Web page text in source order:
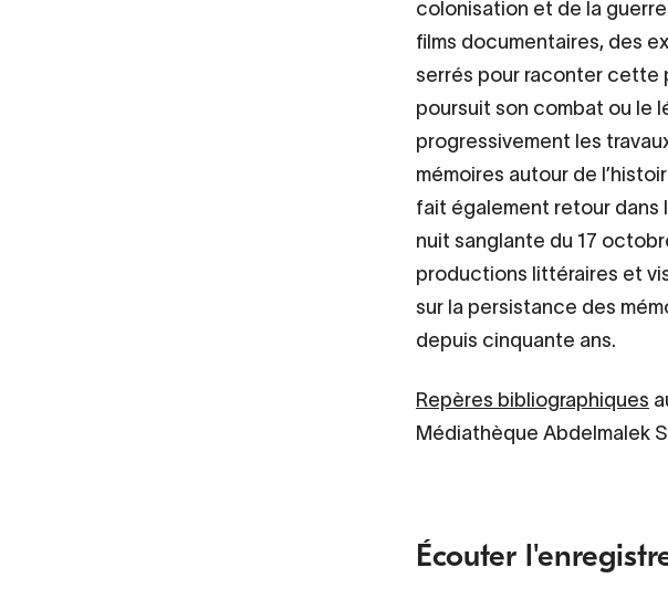
colonisation et de la
films documentaires, des
serrés pour raconter cette
poursuit son combat ou le
progressivement les
mémoires autour de
fait également retour dans
nuit sanglante du 17
productions littéraires et
sur la persistance des
depuis cinquante ans.
Repères bibliographiques
Médiathèque Abdelmalek
Écouter